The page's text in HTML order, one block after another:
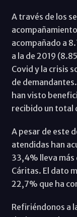
A través de los
acompañado a
a la de 2019
Covid y la crisis
de
han visto
recibido un total
A pesar de este
atendidas han
33,4% lleva más
Cáritas. El dato
22,7% que ha
Refiriéndonos a